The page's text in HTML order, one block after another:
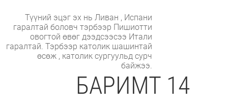
Түүний эцэг эх нь Ливан , Испани
гаралтай боловч тэрбээр Пишиотти
овогтой өвөг дээдсээсээ Итали
гаралтай. Тэрбээр католик шашинтай
өсөж , католик сургуульд сурч
байжээ.
БАРИМТ 14